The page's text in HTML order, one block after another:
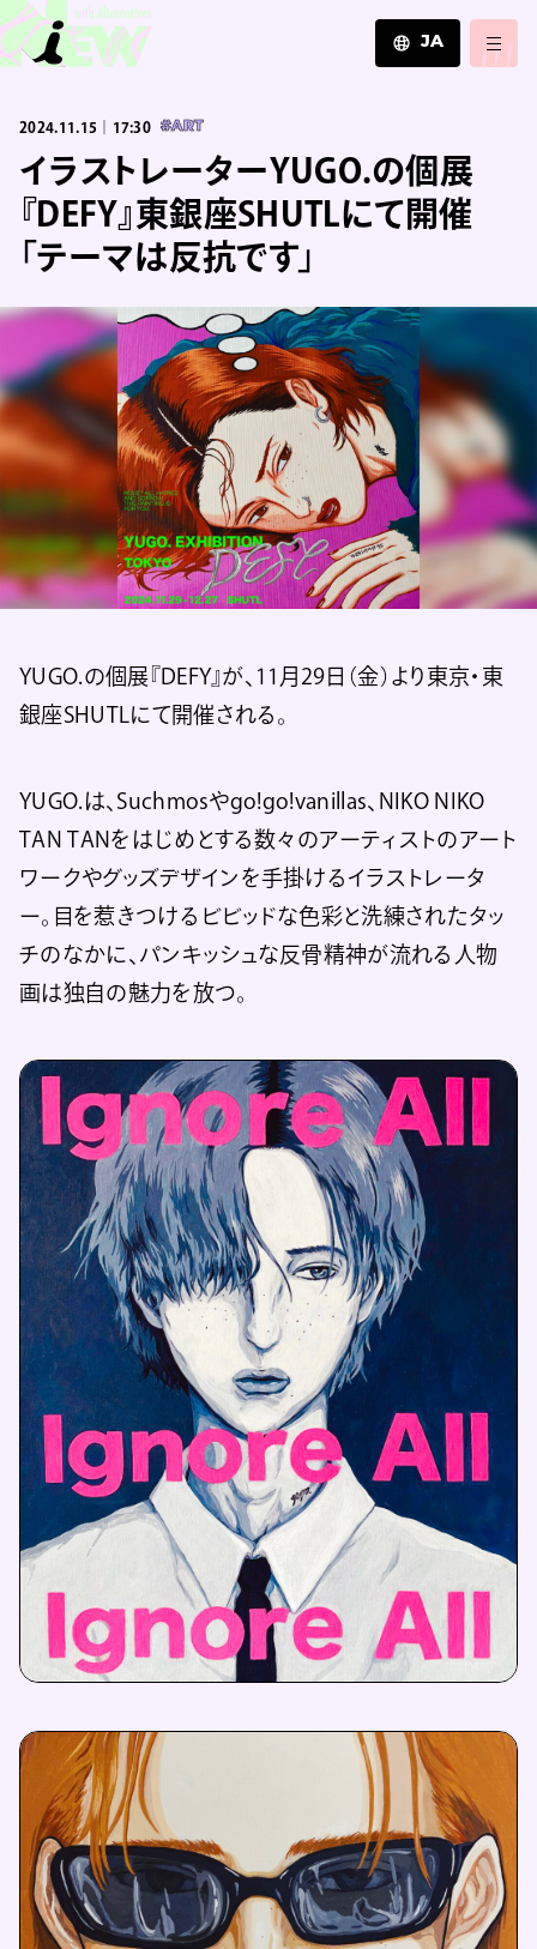
JA
ZH
2024.11.15｜17:30 #ART
イラストレーターYUGO.の個展
『DEFY』東銀座SHUTLにて開催
「テーマは反抗です」
YUGO.の個展『DEFY』が、11月29日（金）より東京・東
銀座SHUTLにて開催される。
YUGO.は、Suchmosやgo!go!vanillas、NIKO NIKO
TAN TANをはじめとする数々のアーティストのアート
ワークやグッズデザインを手掛けるイラストレータ
ー。目を惹きつけるビビッドな色彩と洗練されたタッ
チのなかに、パンキッシュな反骨精神が流れる人物
画は独自の魅力を放つ。